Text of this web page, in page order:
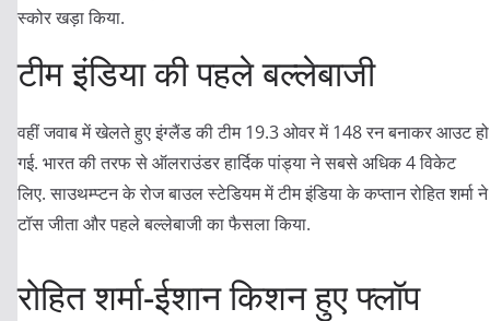
स्कोर खड़ा किया.
टीम इंडिया की पहले बल्लेबाजी
वहीं जवाब में खेलते हुए इंग्लैंड की टीम 19.3 ओवर में 148 रन बनाकर आउट हो
गई. भारत की तरफ से ऑलराउंडर हार्दिक पांड्या ने सबसे अधिक 4 विकेट
लिए. साउथम्प्टन के रोज बाउल स्टेडियम में टीम इंडिया के कप्तान रोहित शर्मा ने
टॉस जीता और पहले बल्लेबाजी का फैसला किया.
रोहित शर्मा-ईशान किशन हुए फ्लॉप